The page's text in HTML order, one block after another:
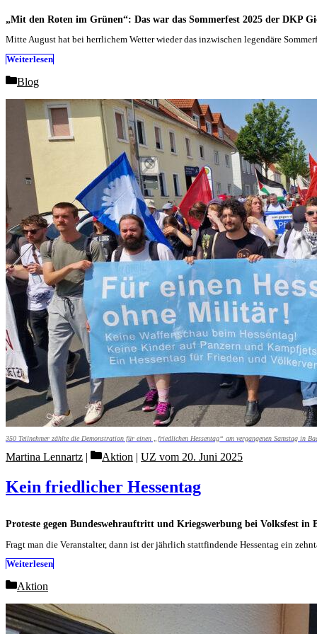
„Mit den Roten im Grünen“: Das war das Sommerfest 2025 der DKP
Mitte August hat bei herrlichem Wetter wieder das inzwischen legendäre
Weiterlesen
Categories
Blog
350 Teilnehmer zählte die Demonstration für einen „friedlichen Hessentag“ am vergangenen Samstag in
Proteste gegen Bundeswehrauftritt und Kriegswerbung bei Volksfest in
Kein friedlicher Hessentag
Martina Lennartz Categories
Aktion | UZ vom 20. Juni 2025
Fragt man die Veranstalter, dann ist der jährlich stattfindende Hessentag ein
Weiterlesen
Categories
Aktion